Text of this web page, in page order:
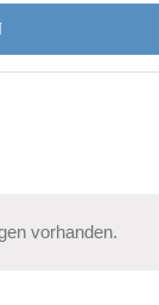
vorhanden.